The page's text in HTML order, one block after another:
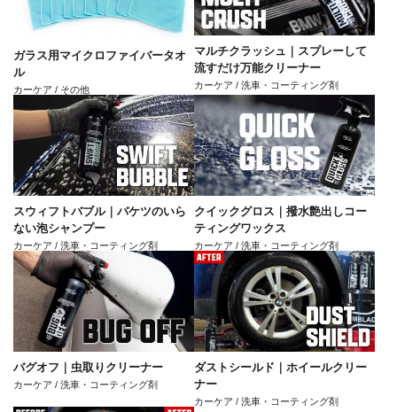
ガラス用マイクロファイバータオ
ル
カーケア / その他
マルチクラッシュ｜スプレーして
流すだけ万能クリーナー
カーケア / 洗車・コーティング剤
スウィフトバブル｜バケツのいら
ない泡シャンプー
カーケア / 洗車・コーティング剤
クイックグロス｜撥水艶出しコー
ティングワックス
カーケア / 洗車・コーティング剤
バグオフ｜虫取りクリーナー
カーケア / 洗車・コーティング剤
ダストシールド｜ホイールクリー
ナー
カーケア / 洗車・コーティング剤